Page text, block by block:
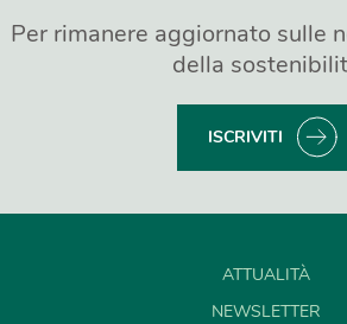
Per rimanere aggiornato sulle
della
ISCRIVITI
ATTUALITÀ
NEWSLETTER